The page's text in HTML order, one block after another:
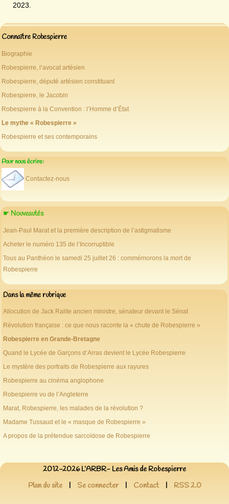
2023.
Connaître Robespierre
Biographie
Robespierre, l’avocat artésien
Robespierre, député artésien constituant
Robespierre, le Jacobin
Robespierre à la Convention : l’Homme d’État
Le mythe « Robespierre »
Robespierre et ses contemporains
Pour nous écrire:
Contactez-nous
☛ Nouveautés
Jean-Paul Marat et la première description de l’astigmatisme
Acheter le numéro 135 de l’Incorruptible
Tous au Panthéon le samedi 25 juillet 26 : commémorons la mort de
Robespierre
Dans la même rubrique
Allocution de Jack Ralite ancien ministre, sénateur devant le Sénat
Révolution française : ce que nous raconte la « chute de Robespierre »
Robespierre en Grande-Bretagne
Quand le Lycée de Garçons d’Arras devient le Lycée Robespierre
Le mystère des portraits de Robespierre aux rayures
Robespierre au cinéma anglophone
Robespierre vu de l’Angleterre
Marat, Robespierre, les malades de la révolution ?
Madame Tussaud et le « masque de Robespierre »
A propos de la prétendue sarcoïdose de Robespierre
2012-2026 L’ARBR- Les Amis de Robespierre
Plan du site
| Se connecter | Contact | RSS 2.0